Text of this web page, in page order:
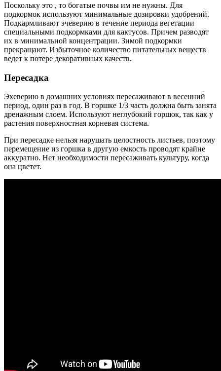
Поскольку это , то богатые почвы им не нужны. Для
подкормок используют минимальные дозировки удобрений.
Подкармливают эчеверию в течение периода вегетации
специальными подкормками для кактусов. Причем разводят
их в минимальной концентрации. Зимой подкормки
прекращают. Избыточное количество питательных веществ
ведет к потере декоративных качеств.
Пересадка
Эхеверию в домашних условиях пересаживают в весенний
период, один раз в год. В горшке 1/3 часть должна быть занята
дренажным слоем. Используют неглубокий горшок, так как у
растения поверхностная корневая система.
При пересадке нельзя нарушать целостность листьев, поэтому
перемещение из горшка в другую емкость проводят крайне
аккуратно. Нет необходимости пересаживать культуру, когда
она цветет.